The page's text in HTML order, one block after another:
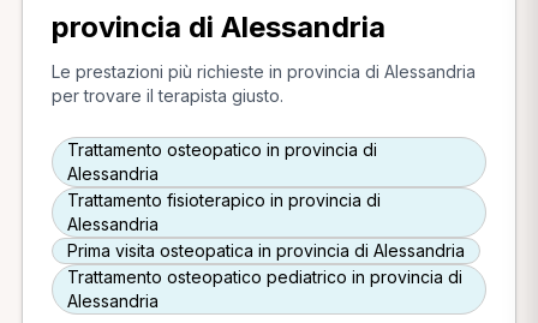
provincia di Alessandria
Le prestazioni più richieste in provincia di Alessandria
per trovare il terapista giusto.
Trattamento osteopatico in provincia di
Alessandria
Trattamento fisioterapico in provincia di
Alessandria
Prima visita osteopatica in provincia di Alessandria
Trattamento osteopatico pediatrico in provincia di
Alessandria